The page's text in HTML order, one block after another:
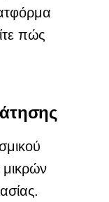
πώς
μικρών